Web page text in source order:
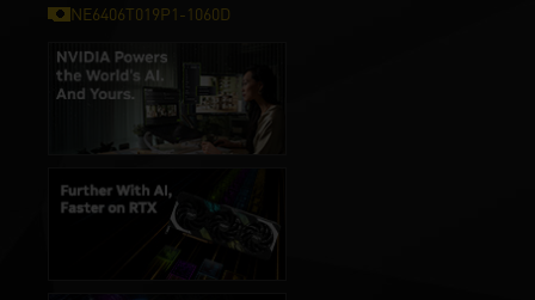
NE6406T019P1-1060D